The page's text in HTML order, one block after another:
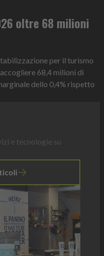
oltre 68 milioni
per il turismo
68,4 milioni di
dello 0,4% rispetto
e tecnologie su